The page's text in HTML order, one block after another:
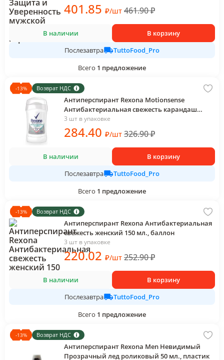
401.85 ₽/шт 461.90₽
В наличии
В корзину
Послезавтра
TuttoFood_Pro
Всего 1 предложение
-13% Возврат НДС
Антиперспирант Rexona Motionsense
Антибактериальная свежесть карандаш
женский 40 мл., пластик
3 шт в упаковке
284.40 ₽/шт 326.90₽
В наличии
В корзину
Послезавтра
TuttoFood_Pro
Всего 1 предложение
-13% Возврат НДС
Антиперспирант Rexona Антибактериальная
свежесть женский 150 мл., баллон
3 шт в упаковке
220.02 ₽/шт 252.90₽
В наличии
В корзину
Послезавтра
TuttoFood_Pro
Всего 1 предложение
-13% Возврат НДС
Антиперспирант Rexona Men Невидимый
Прозрачный лед роликовый 50 мл., пластик